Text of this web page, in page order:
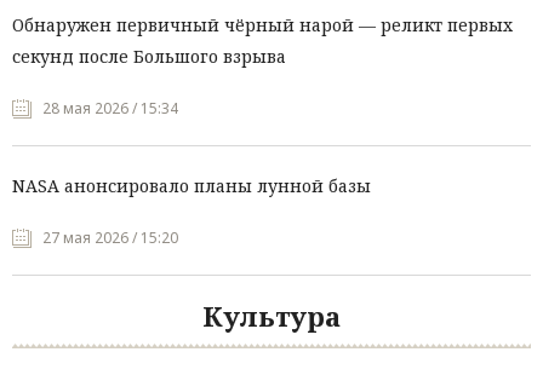
Обнаружен первичный чёрный нарой — реликт первых
секунд после Большого взрыва
28 мая 2026 / 15:34
NASA анонсировало планы лунной базы
27 мая 2026 / 15:20
Культура